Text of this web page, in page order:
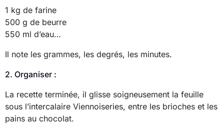
1 kg de farine
500 g de beurre
550 ml d’eau…
Il note les grammes, les degrés, les minutes.
2. Organiser :
La recette terminée, il glisse soigneusement la feuille
sous l’intercalaire Viennoiseries, entre les brioches et les
pains au chocolat.